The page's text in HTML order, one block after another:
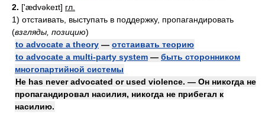
2. ['ædvəkeɪt] гл.
1) отстаивать, выступать в поддержку, пропагандировать
(взгляды, позицию)
to advocate a theory — отстаивать теорию
to advocate a multi-party system — быть сторонником
многопартийной системы
He has never advocated or used violence. — Он никогда не
пропагандировал насилия, никогда не прибегал к
насилию.